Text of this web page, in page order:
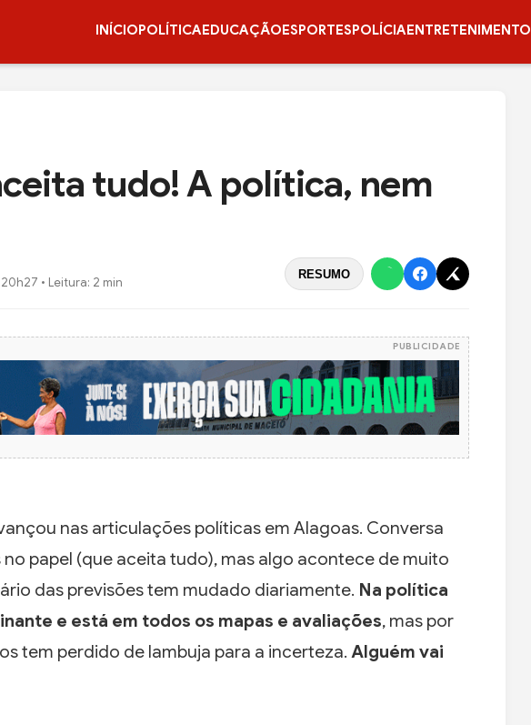
INÍCIOPOLÍTICAEDUCAÇÃOESPORTESPOLÍCIAENTRETENIMENTO
tudo! A política, nem
20h27 • Leitura: 2 min
RESUMO
PUBLICIDADE
nas articulações políticas em Alagoas. Conversa
no papel (que aceita tudo), mas algo acontece de muito
das previsões tem mudado diariamente. Na política
e está em todos os mapas e avaliações, mas por
tem perdido de lambuja para a incerteza. Alguém vai